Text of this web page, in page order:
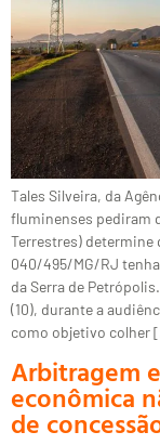
Tales Silveira, da
fluminenses pediram
Terrestres) determine
040/495/MG/RJ
da Serra de
(10), durante a
como objetivo colher
Arbitragem
econômica
de